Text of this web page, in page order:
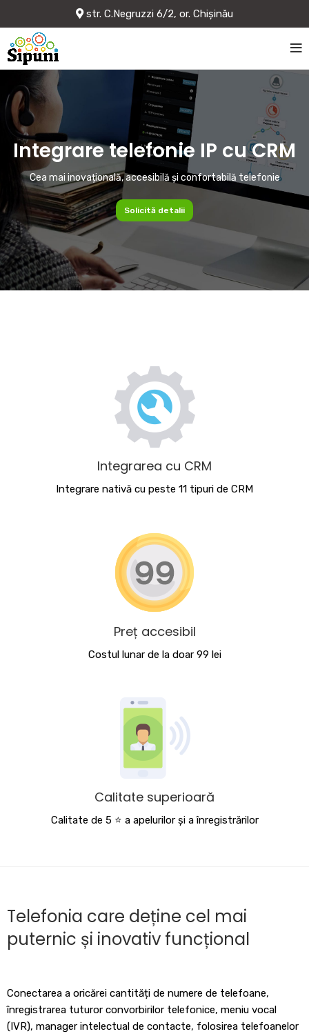
str. C.Negruzzi 6/2, or. Chișinău
Integrare telefonie IP cu CRM
Cea mai inovațională, accesibilă și confortabilă telefonie
Solicită detalii
Integrarea cu CRM
Integrare nativă cu peste 11 tipuri de CRM
Preț accesibil
Costul lunar de la doar 99 lei
Calitate superioară
Calitate de 5 ⭐️ a apelurilor și a înregistrărilor
Telefonia care deține cel mai
puternic și inovativ funcțional
Conectarea a oricărei cantități de numere de telefoane,
înregistrarea tuturor convorbirilor telefonice, meniu vocal
(IVR), manager intelectual de contacte, folosirea telefoanelor